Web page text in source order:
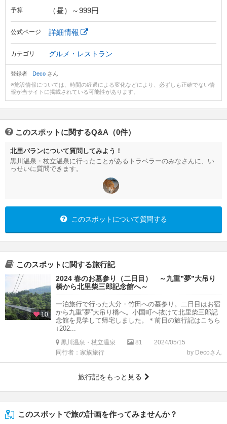
予算 （昼）～999円
公式ページ 詳細情報
カテゴリ グルメ・レストラン
登録者 Deco さん
※施設情報については、時間の経過による変化などにより、必ずしも正確でない情
報が当サイトに掲載されている可能性があります。
このスポットに関するQ&A（0件）
北里バランについて質問してみよう！
黒川温泉・杖立温泉に行ったことがあるトラベラーのみなさんに、い
っせいに質問できます。
このスポットについて質問する
このスポットに関する旅行記
10
2024 春のお墓参り（二日目） ～九重”夢”大吊り
橋から北里柴三郎記念館へ～
一泊旅行で行った大分・竹田への墓参り。二日目はお宿
から九重”夢”大吊り橋へ。小国町へ抜けて北里柴三郎記
念館を見学して帰宅しました。＊前日の旅行記はこちら
↓202...
黒川温泉・杖立温泉 81
2024/05/15
同行者：家族旅行
by Decoさん
旅行記をもっと見る
このスポットで旅の計画を作ってみませんか？